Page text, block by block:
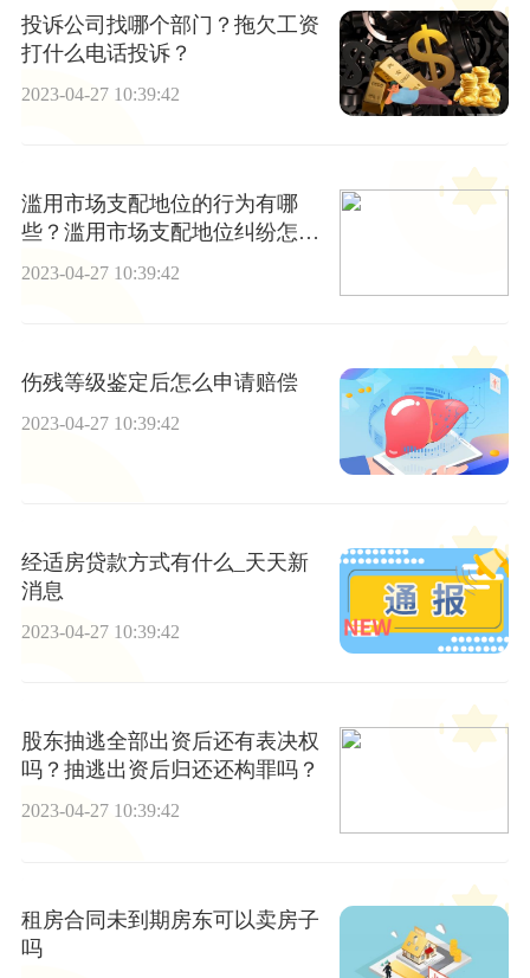
投诉公司找哪个部门？拖欠工资
打什么电话投诉？
2023-04-27 10:39:42
滥用市场支配地位的行为有哪
些？滥用市场支配地位纠纷怎么
2023-04-27 10:39:42
伤残等级鉴定后怎么申请赔偿
2023-04-27 10:39:42
经适房贷款方式有什么_天天新
消息
2023-04-27 10:39:42
股东抽逃全部出资后还有表决权
吗？抽逃出资后归还还构罪吗？
2023-04-27 10:39:42
租房合同未到期房东可以卖房子
吗